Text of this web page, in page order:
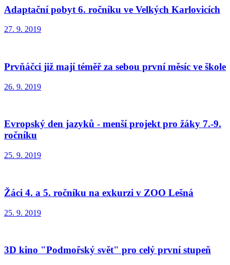
Adaptační pobyt 6. ročníku ve Velkých Karlovicích
27. 9. 2019
Prvňáčci již mají téměř za sebou první měsíc ve škole
26. 9. 2019
Evropský den jazyků - menší projekt pro žáky 7.-9.
ročníku
25. 9. 2019
Žáci 4. a 5. ročníku na exkurzi v ZOO Lešná
25. 9. 2019
3D kino "Podmořský svět" pro celý první stupeň